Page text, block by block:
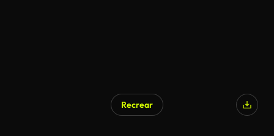
Recrear